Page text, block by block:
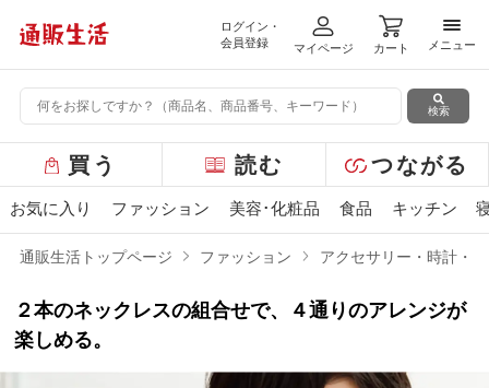
ログイン・
会員登録
マイページ カート
メニ
メニュー
検索
ー
バ
ー
買う 読む つながる
お気に入り ファッション 美容･化粧品 食品 キッチン
通販生活トップページ ファッション アクセサリー・時計・
２本のネックレスの組合せで、４通りのアレンジが
楽しめる。